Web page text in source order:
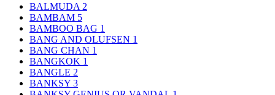
BALMUDA2
BAMBAM 5
BAMBOO BAG 1
BANG AND OLUFSEN 1
BANG CHAN 1
BANGKOK 1
BANGLE 2
BANKSY 3